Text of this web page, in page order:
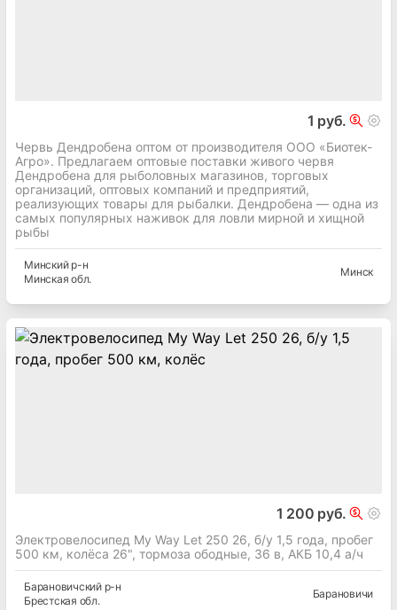
1 руб.
Червь Дендробена оптом от производителя ООО «Биотек-
Агро». Предлагаем оптовые поставки живого червя
Дендробена для рыболовных магазинов, торговых
организаций, оптовых компаний и предприятий,
реализующих товары для рыбалки. Дендробена — одна из
самых популярных наживок для ловли мирной и хищной
рыбы
Минскийр-н
Минская обл.
Минск
1 200 руб.
Электровелосипед My Way Let 250 26, б/у 1,5 года, пробег
500 км, колёса 26", тормоза ободные, 36 в, АКБ 10,4 а/ч
Барановичскийр-н
Брестская обл.
Барановичи